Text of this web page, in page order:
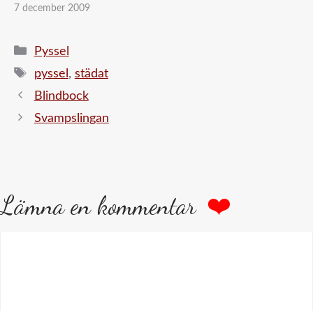
7 december 2009
Kategorier
Pyssel
Etiketter
pyssel , städat
Blindbock
Svampslingan
Lämna en kommentar